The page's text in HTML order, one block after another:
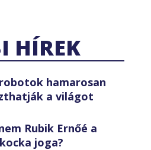
HÍREK
hamarosan
a világot
Rubik Ernőé a
joga?